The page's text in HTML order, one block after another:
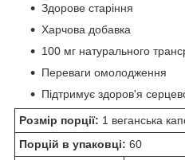
Здорове старіння
Харчова добавка
100 мг натурального
Переваги омолодження
Підтримує здоров'я
Розмір порції: 1 веганська
Порцій в упаковці: 60